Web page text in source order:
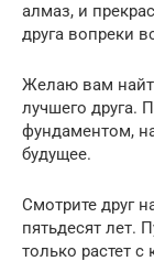
алмаз, и
друга вопреки
Желаю вам
лучшего друга.
фундаментом,
будущее.
Смотрите друг
пятьдесят лет.
только растет